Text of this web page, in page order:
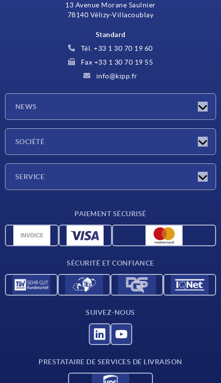
13 Avenue Morane Saulnier
78140 Vélizy-Villacoublay
Standard
Tél. +33 1 30 70 19 60
Fax +33 1 30 70 19 55
info@kipp.fr
NEWS
SOCIÉTÉ
SERVICE
Données CAO
PAIEMENT SÉCURISÉ
SÉCURITÉ ET CONFIANCE
SUIVEZ-NOUS
PRESTATAIRE DE SERVICES DE LIVRAISON